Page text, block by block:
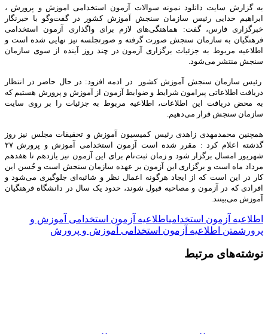
به گزارش سایت دانلود نمونه سوالات آزمون استخدامی اموزش و پرورش ،
ابراهیم خدایی رئیس سازمان سنجش آموزش کشور در گفت‌وگو با خبرنگار
خبرگزاری فارس، گفت: هماهنگی‌های لازم برای واگذاری آزمون استخدامی
فرهنگیان به سازمان سنجش صورت گرفته و صورتجلسه نیز نهایی شده است و
اطلاعیه مربوط به جزئیات برگزاری آزمون در چند روز آینده از سوی سازمان
سنجش منتشر می‌شود.
رئیس سازمان سنجش آموزش کشور در ادمه افزود: در حال حاضر در انتظار
دریافت اطلاعاتی پیرامون شرایط و ضوابط آزمون از آموزش و پرورش هستیم که
به محض دریافت این اطلاعات، اطلاعیه مربوط به جزئیات را بر روی سایت
سازمان سنجش قرار می‌دهیم.
همچنین محمدمهدی زاهدی رئیس کمیسیون آموزش و تحقیقات مجلس نیز روز
گذشته اعلام کرد : مقرر شده است آزمون استخدامی آموزش و پرورش ۲۷
شهریور امسال برگزار شود و زمان ثبت‌نام برای این آزمون نیز یازدهم تا هفدهم
مرداد ماه است و برگزاری این آزمون بر عهده سازمان سنجش است و حُسن این
کار در این است که از ایجاد هرگونه اعمال نظر و شائبه‌ای جلوگیری می‌شود و
افرادی که در آزمون و مصاحبه قبول شوند، حدود یک سال در دانشگاه فرهنگیان
آموزش می‌بینند.
اطلاعیه آزمون استخدامیاطلاعیه آزمون استخدامی آموزش و
پرورشمتن اطلاعیه آزمون استخدامی آموزش و پرورش
نوشته‌های مرتبط